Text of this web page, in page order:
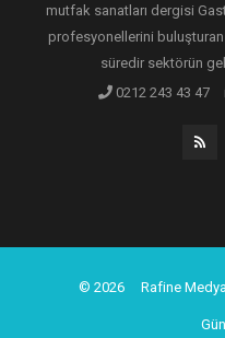
mutfak sanatları dergisi
profesyonellerini buluşturan
süredir sektörün
0212 243 43 47
© 2026 Rafine Medya